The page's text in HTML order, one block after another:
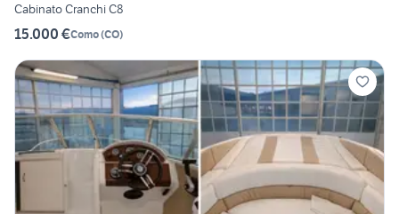
Cabinato Cranchi C8
15.000 €Como(CO)